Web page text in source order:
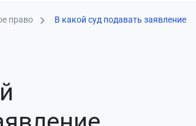
право В какой суд подавать заявление